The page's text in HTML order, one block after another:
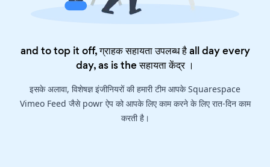
and to top it off, ग्राहक सहायता उपलब्ध है all day every
day, as is theसहायता केंद्र।
इसके अलावा, विशेषज्ञ इंजीनियरों की हमारी टीम आपके Squarespace
Vimeo Feed जैसे powr ऐप को आपके लिए काम करने के लिए रात-दिन काम
करती है।